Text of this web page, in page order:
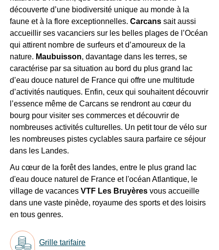
découverte d’une biodiversité unique au monde à la
faune et à la flore exceptionnelles. Carcans sait aussi
accueillir ses vacanciers sur les belles plages de l’Océan
qui attirent nombre de surfeurs et d’amoureux de la
nature. Maubuisson, davantage dans les terres, se
caractérise par sa situation au bord du plus grand lac
d’eau douce naturel de France qui offre une multitude
d’activités nautiques. Enfin, ceux qui souhaitent découvrir
l’essence même de Carcans se rendront au cœur du
bourg pour visiter ses commerces et découvrir de
nombreuses activités culturelles. Un petit tour de vélo sur
les nombreuses pistes cyclables saura parfaire ce séjour
dans les Landes.
Au cœur de la forêt des landes, entre le plus grand lac
d'eau douce naturel de France et l'océan Atlantique, le
village de vacances VTF Les Bruyères vous accueille
dans une vaste pinède, royaume des sports et des loisirs
en tous genres.
Grille tarifaire
possibles
en
fonction
du
Quotient
Familial
1/2
pension
possible
=
de
remise
sur
tarif
en
pension
complète
plans
10%
d’un
clic
Recevez
tous
les
15
jours,
directement
dans
votre
boîte
mail,
les
nouveautés,
bons
plans,
promos,
idées
de